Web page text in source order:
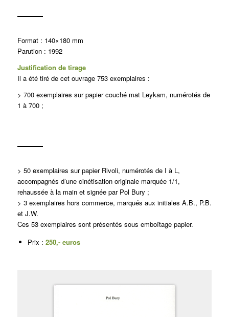
Format : 140×180 mm
Parution : 1992
Justification de tirage
Il a été tiré de cet ouvrage 753 exemplaires :
> 700 exemplaires sur papier couché mat Leykam, numérotés de
1 à 700 ;
> 50 exemplaires sur papier Rivoli, numérotés de I à L,
accompagnés d’une cinétisation originale marquée 1/1,
rehaussée à la main et signée par Pol Bury ;
> 3 exemplaires hors commerce, marqués aux initiales A.B., P.B.
et J.W.
Ces 53 exemplaires sont présentés sous emboîtage papier.
Prix : 250,- euros